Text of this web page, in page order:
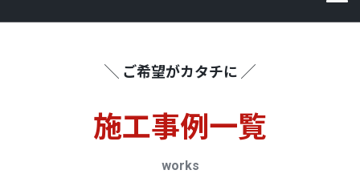
╲ ご希望がカタチに ╱
施⼯事例一覧
works